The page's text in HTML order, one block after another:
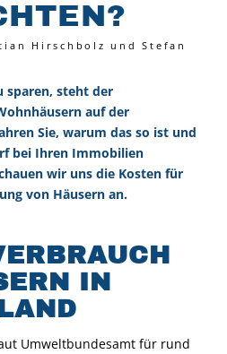
Hirschbolz und Stefan
sparen, steht der
auf der
Sie, warum das so ist und
bei Ihren Immobilien
wir uns die Kosten für
von Häusern an.
IN
Umweltbundesamt für rund